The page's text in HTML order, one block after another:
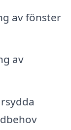
av fönster
av